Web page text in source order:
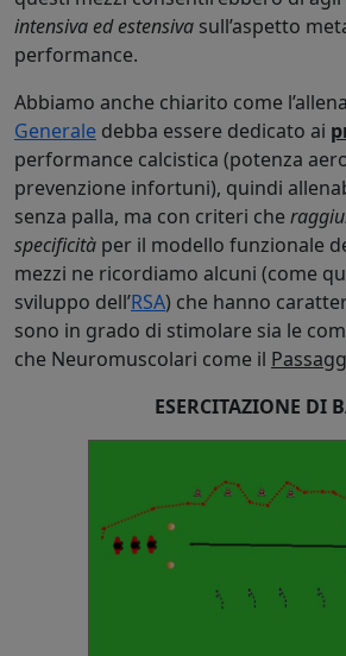
intensiva ed estensiva sull’aspetto
performance.
Abbiamo anche chiarito come
Generale debba essere dedicato ai
performance calcistica (potenza
prevenzione infortuni), quindi
senza palla, ma con criteri che
specificità per il modello funzionale
mezzi ne ricordiamo alcuni (come
sviluppo dell’RSA) che hanno
sono in grado di stimolare sia le
che Neuromuscolari come il
ESERCITAZIONE DI